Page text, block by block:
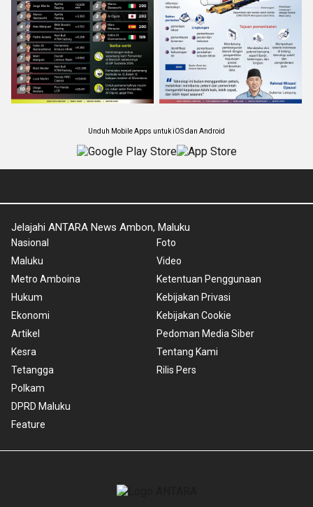
Unduh Mobile Apps untuk iOS dan Android
Jelajahi ANTARA News Ambon, Maluku
Nasional
Maluku
Metro Amboina
Hukum
Ekonomi
Artikel
Kesra
Tetangga
Polkam
DPRD Maluku
Feature
Foto
Video
Ketentuan Penggunaan
Kebijakan Privasi
Kebijakan Cookie
Pedoman Media Siber
Tentang Kami
Rilis Pers